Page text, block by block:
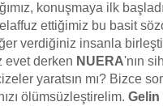
konuşmaya ilk
ettiğimiz bu basit
verdiğiniz insanla
evet derken NUERA'nın
yaratsın mı? Bizce
ölümsüzleştirelim. Gelin